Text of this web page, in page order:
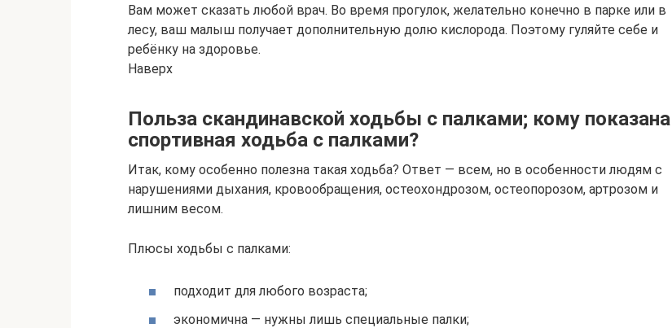
Вам может сказать любой врач. Во время прогулок, желательно конечно в парке или в
лесу, ваш малыш получает дополнительную долю кислорода. Поэтому гуляйте себе и
ребёнку на здоровье.
Наверх
Польза скандинавской ходьбы с палками; кому показана
спортивная ходьба с палками?
Итак, кому особенно полезна такая ходьба? Ответ — всем, но в особенности людям с
нарушениями дыхания, кровообращения, остеохондрозом, остеопорозом, артрозом и
лишним весом.
Плюсы ходьбы с палками:
подходит для любого возраста;
экономична — нужны лишь специальные палки;